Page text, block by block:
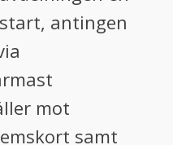
antingen
mot
samt